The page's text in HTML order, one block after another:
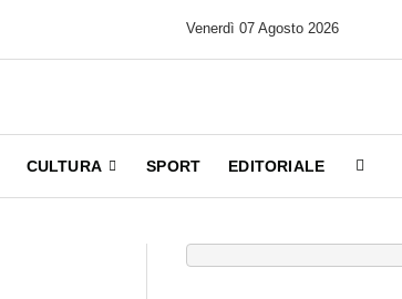
Venerdì 07 Agosto 2026
CULTURA SPORT EDITORIALE